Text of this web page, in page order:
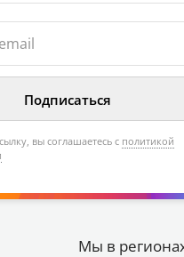
вы соглашаетесь с политикой
Мы в